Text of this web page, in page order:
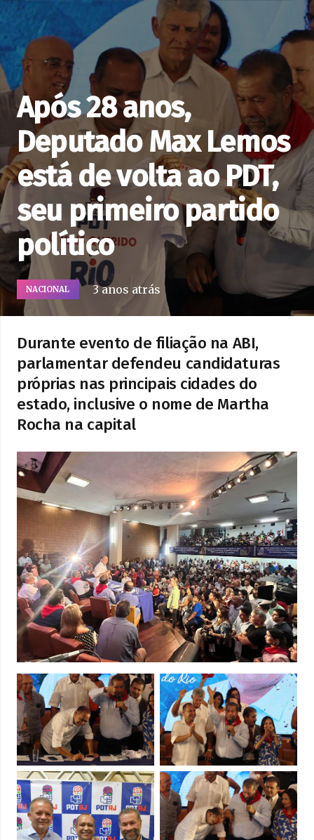
Após 28 anos,
Deputado Max Lemos
está de volta ao PDT,
seu primeiro partido
político
NACIONAL 3 anos atrás
Durante evento de filiação na ABI,
parlamentar defendeu candidaturas
próprias nas principais cidades do
estado, inclusive o nome de Martha
Rocha na capital